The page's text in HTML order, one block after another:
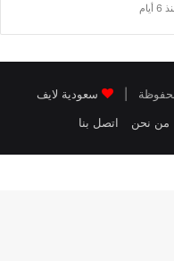
أيام
سعودية لايف
من نحن اتصل بنا